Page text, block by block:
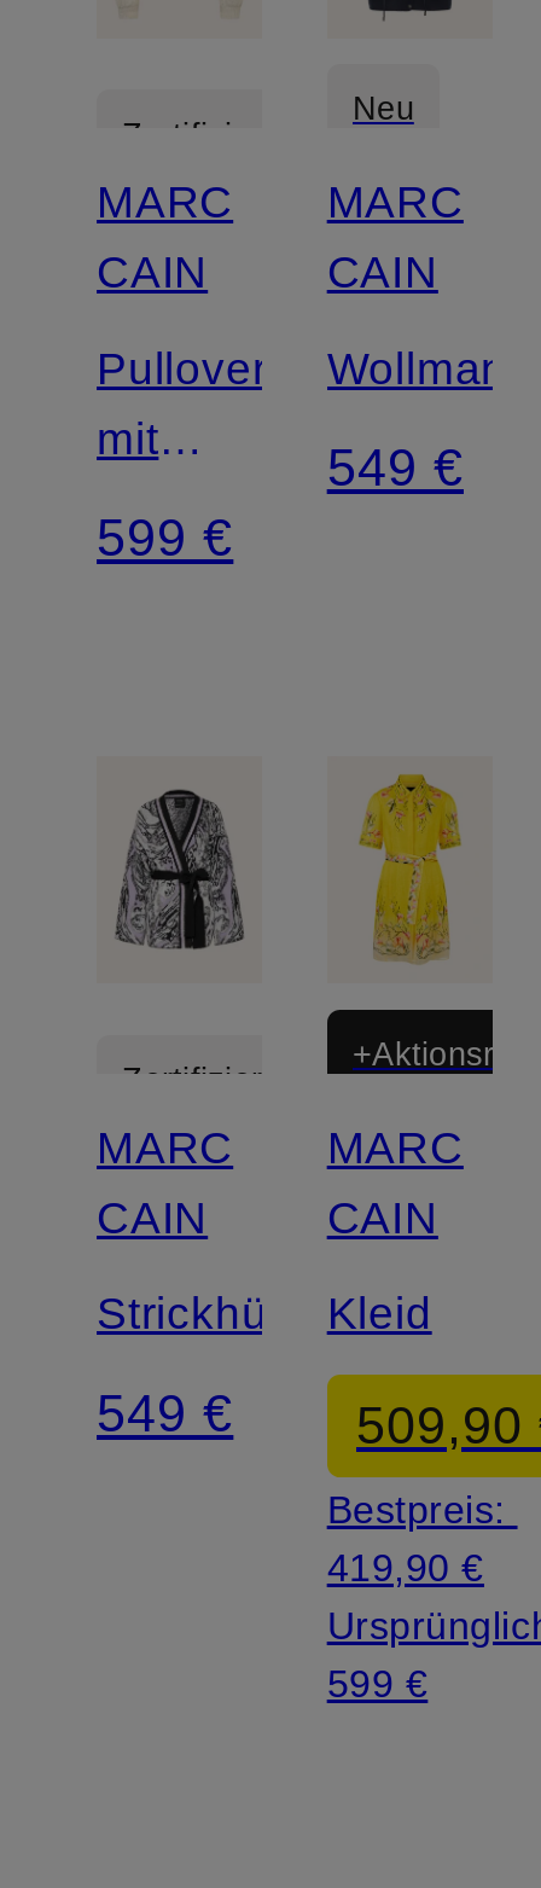
Zertifiziert
MARC
CAIN
Pullover
mit
Glitzergarn
599 €
Neu
Zertifiziert
MARC
CAIN
549 €
Zertifiziert
MARC
CAIN
Strickhülle
549 €
MARC
CAIN
Kleid
509,90
Bestpreis:
419,90 €
599 €